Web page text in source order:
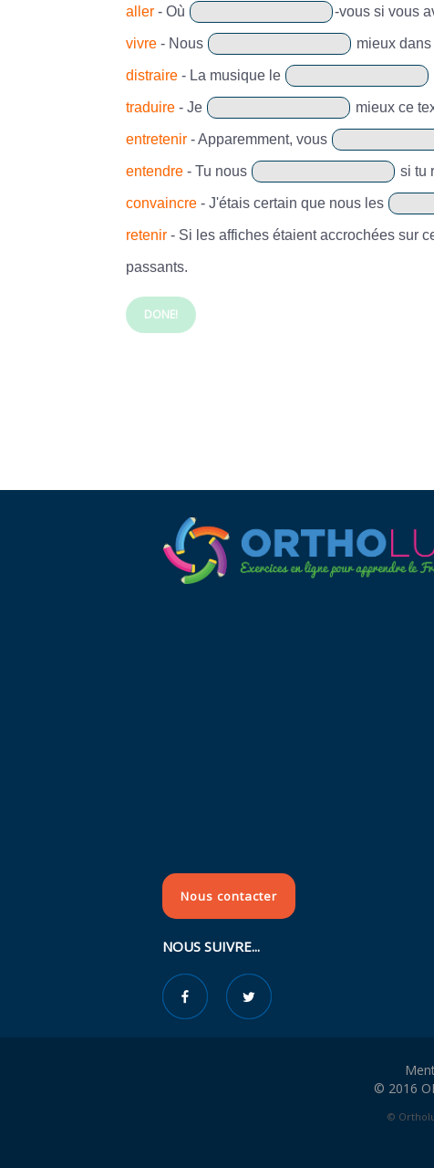
aller- Où -vous si vous
vivre- Nous mieux
distraire- La musique le
traduire- Je mieux ce
entretenir- Apparemment, vous
entendre- Tu nous si tu
convaincre- J'étais certain que nous les
retenir- Si les affiches étaient accrochées sur
passants.
DONE!
Nous contacter
NOUS SUIVRE...
© 2016
©